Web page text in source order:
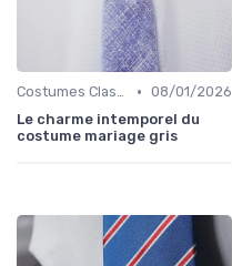
Costumes Classiques • 08/01/2026
Le charme intemporel du
costume mariage gris